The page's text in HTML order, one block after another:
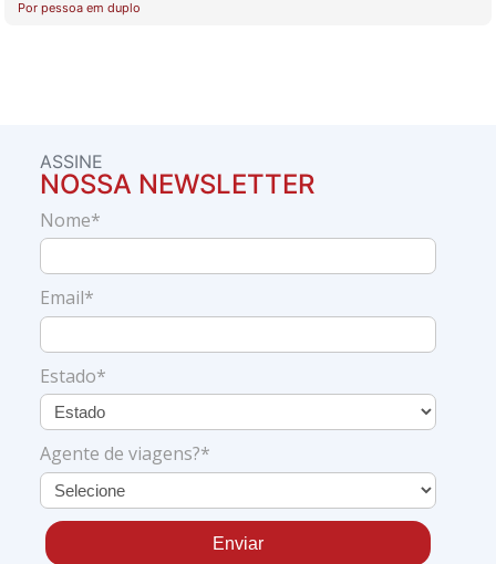
Por pessoa em duplo
ASSINE
NOSSA NEWSLETTER
Nome*
Email*
Estado*
Agente de viagens?*
Enviar